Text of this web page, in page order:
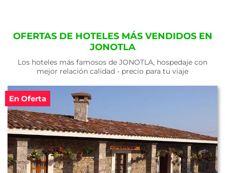
OFERTAS DE HOTELES MÁS VENDIDOS EN
JONOTLA
Los hoteles más famosos de JONOTLA, hospedaje con
mejor relación calidad - precio para tu viaje
En Oferta